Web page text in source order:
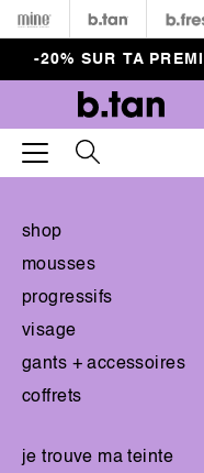
Minetan
-20% SUR TA
shop
mousses
progressifs
visage
gants + accessoires
coffrets
je trouve ma teinte